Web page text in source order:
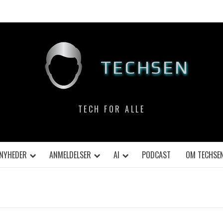
TECHSEN
TECH FOR ALLE
NYHEDER ANMELDELSER AI PODCAST OM